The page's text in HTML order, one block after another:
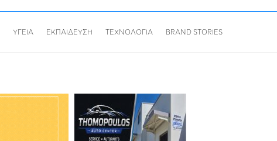
ΥΓΕΙΑ ΕΚΠΑΙΔΕΥΣΗ ΤΕΧΝΟΛΟΓΙΑ BRAND STORIES